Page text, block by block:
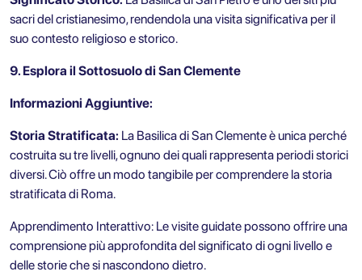
sacri del cristianesimo, rendendola una visita significativa per il
suo contesto religioso e storico.
9. Esplora il Sottosuolo di San Clemente
Informazioni Aggiuntive:
Storia Stratificata: La Basilica di San Clemente è unica perché
costruita su tre livelli, ognuno dei quali rappresenta periodi storici
diversi. Ciò offre un modo tangibile per comprendere la storia
stratificata di Roma.
Apprendimento Interattivo: Le visite guidate possono offrire una
comprensione più approfondita del significato di ogni livello e
delle storie che si nascondono dietro.